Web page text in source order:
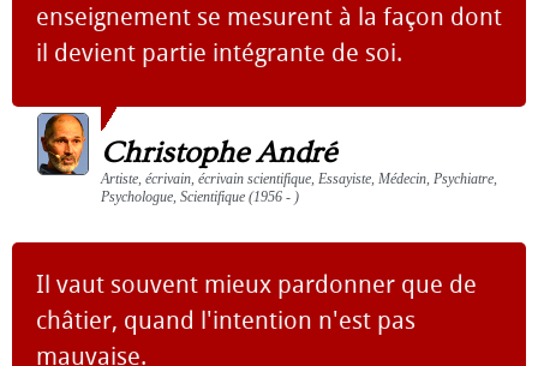
enseignement se mesurent à la façon dont
il devient partie intégrante de soi.
Christophe André
Artiste, écrivain, écrivain scientifique, Essayiste, Médecin, Psychiatre,
Psychologue, Scientifique (1956 - )
Il vaut souvent mieux pardonner que de
châtier, quand l'intention n'est pas
mauvaise.